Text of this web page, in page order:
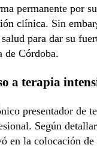
permanente por
clínica. Sin
para dar su
de Córdoba.
a terapia
presentador de
Según
en la colocación